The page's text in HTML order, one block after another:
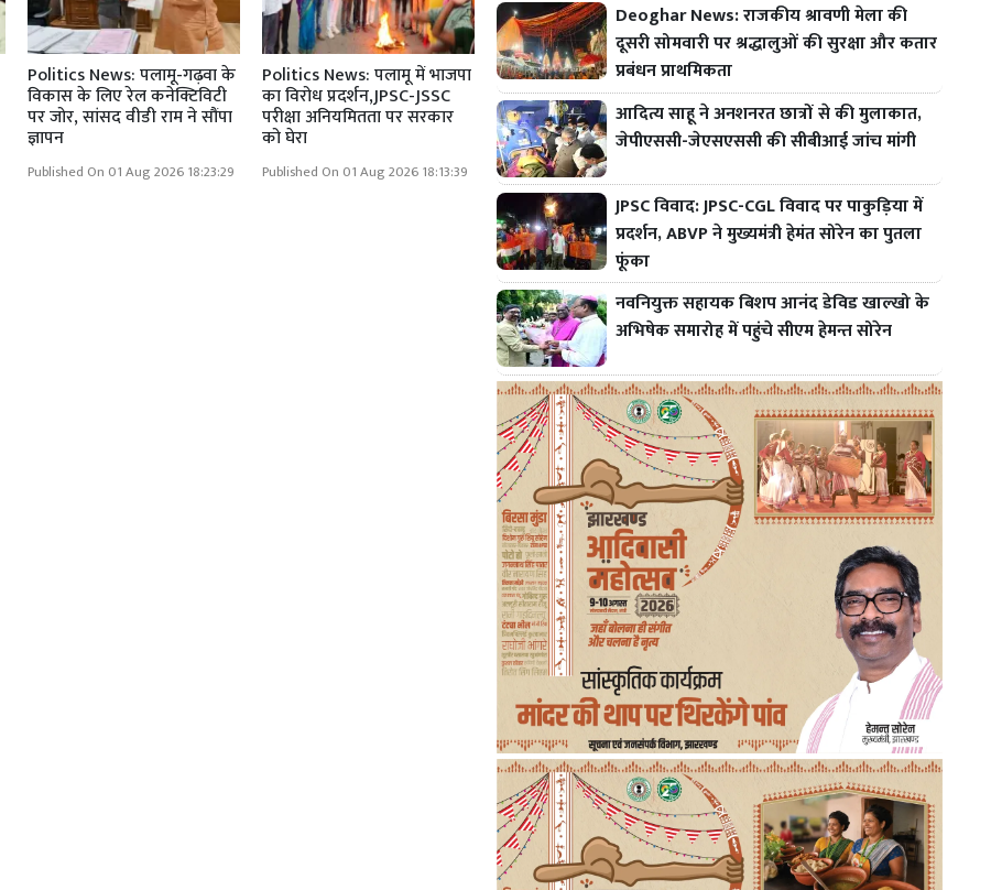
Politics News: पलामू-गढ़वा के
विकास के लिए रेल कनेक्टिविटी
पर जोर, सांसद वीडी राम ने सौंपा
ज्ञापन
Published On 01 Aug 2026 18:23:29
Politics News: पलामू में भाजपा
का विरोध प्रदर्शन,JPSC-JSSC
परीक्षा अनियमितता पर सरकार
को घेरा
Published On 01 Aug 2026 18:13:39
Deoghar News: राजकीय श्रावणी मेला की
दूसरी सोमवारी पर श्रद्धालुओं की सुरक्षा और कतार
प्रबंधन प्राथमिकता
आदित्य साहू ने अनशनरत छात्रों से की मुलाकात,
जेपीएससी-जेएसएससी की सीबीआई जांच मांगी
JPSC विवाद: JPSC-CGL विवाद पर पाकुड़िया में
प्रदर्शन, ABVP ने मुख्यमंत्री हेमंत सोरेन का पुतला
फूंका
नवनियुक्त सहायक बिशप आनंद डेविड खाल्खो के
अभिषेक समारोह में पहुंचे सीएम हेमन्त सोरेन